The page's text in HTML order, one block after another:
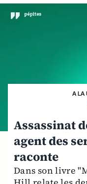
A LA
Assassinat
agent des
raconte
Dans son livre